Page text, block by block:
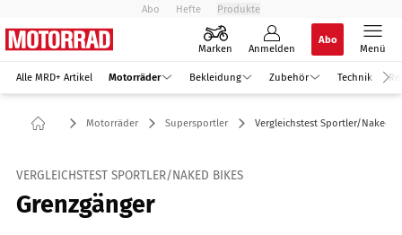
Abo Hefte Produkte
Marken Anmelden
Abo
Menü
Alle MRD+ Artikel Motorräder Bekleidung Zubehör Technik
Motorräder Supersportler Vergleichstest Sportler/Naked
VERGLEICHSTEST SPORTLER/NAKED BIKES
Grenzgänger